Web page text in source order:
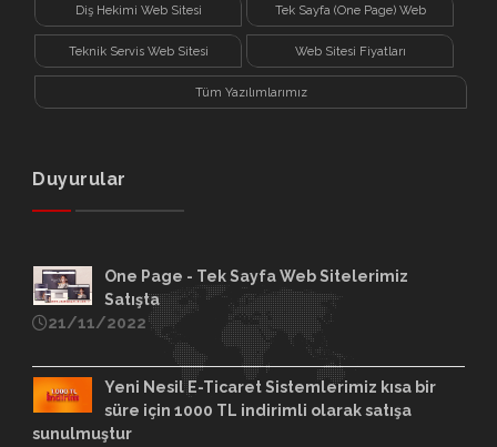
Diş Hekimi Web Sitesi Tek Sayfa (One Page) Web
Sitesi
Teknik Servis Web Sitesi Web Sitesi Fiyatları
Tüm Yazılımlarımız
Duyurular
One Page - Tek Sayfa Web Sitelerimiz
Satışta
21/11/2022
Yeni Nesil E-Ticaret Sistemlerimiz kısa bir
süre için 1000 TL indirimli olarak satışa
sunulmuştur